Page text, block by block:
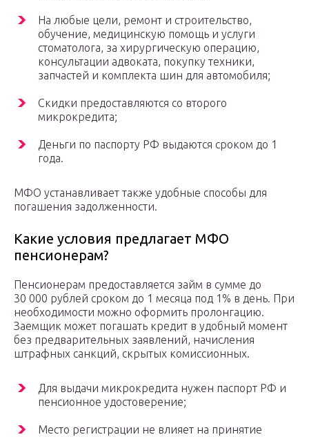
На любые цели, ремонт и строительство,
обучение, медицинскую помощь и услуги
стоматолога, за хирургическую операцию,
консультации адвоката, покупку техники,
запчастей и комплекта шин для автомобиля;
Скидки предоставляются со второго
микрокредита;
Деньги по паспорту РФ выдаются сроком до 1
года.
МФО устанавливает также удобные способы для
погашения задолженности.
Какие условия предлагает МФО
пенсионерам?
Пенсионерам предоставляется займ в сумме до
30 000 рублей сроком до 1 месяца под 1% в день. При
необходимости можно оформить пролонгацию.
Заемщик может погашать кредит в удобный момент
без предварительных заявлений, начисления
штрафных санкций, скрытых комиссионных.
Для выдачи микрокредита нужен паспорт РФ и
пенсионное удостоверение;
Место регистрации не влияет на принятие